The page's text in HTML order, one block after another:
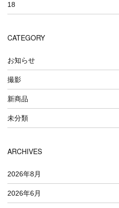
18
CATEGORY
お知らせ
撮影
新商品
未分類
ARCHIVES
2026年8月
2026年6月